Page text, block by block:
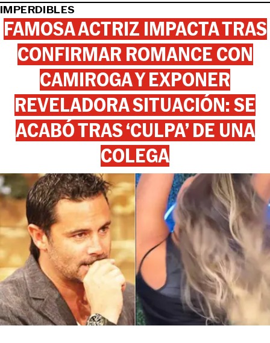
IMPERDIBLES
FAMOSA ACTRIZ IMPACTA TRAS
CONFIRMAR ROMANCE CON
CAMIROGA Y EXPONER
REVELADORA SITUACIÓN: SE
ACABÓ TRAS ‘CULPA’ DE UNA
COLEGA